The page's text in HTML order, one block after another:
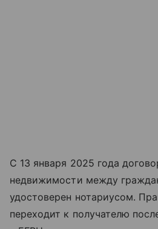
С 13 января 2025 года
недвижимости между
удостоверен нотариусом.
переходит к получателю